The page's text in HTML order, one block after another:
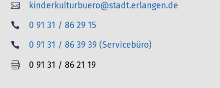
 kinderkulturbuero@stadt.erlangen.de

T
e
e
0 91 31 / 86 29 15

T
0 91 31 / 86 39 39 (Servicebüro)

F
0 91 31 / 86 21 19